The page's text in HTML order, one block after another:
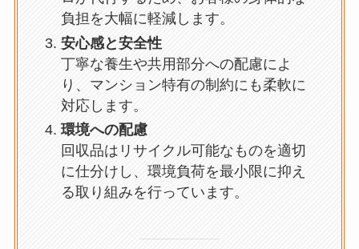
負担を大幅に軽減します。
安心感と安全性
丁寧な養生や共用部分への配慮によ
り、マンション特有の制約にも柔軟に
対応します。
環境への配慮
回収品はリサイクル可能なものを適切
に仕分けし、環境負荷を最小限に抑え
る取り組みを行っています。